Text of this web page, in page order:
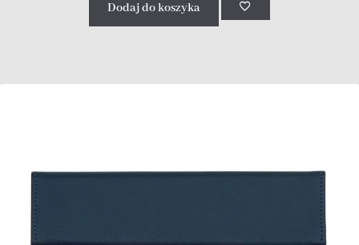
Dodaj do koszyka